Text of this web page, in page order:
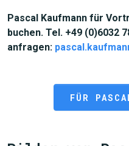
Pascal Kaufmann für
buchen. Tel. +49 (0)6032
anfragen:
FÜR